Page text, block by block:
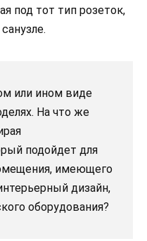
под тот тип розеток,
или ином виде
На что же
подойдет для
имеющего
дизайн,
оборудования?